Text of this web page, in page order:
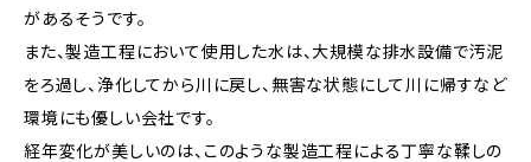
があるそうです。
また、製造工程において使用した水は、大規模な排水設備で汚泥
をろ過し、浄化してから川に戻し、無害な状態にして川に帰すなど
環境にも優しい会社です。
経年変化が美しいのは、このような製造工程による丁寧な鞣しの